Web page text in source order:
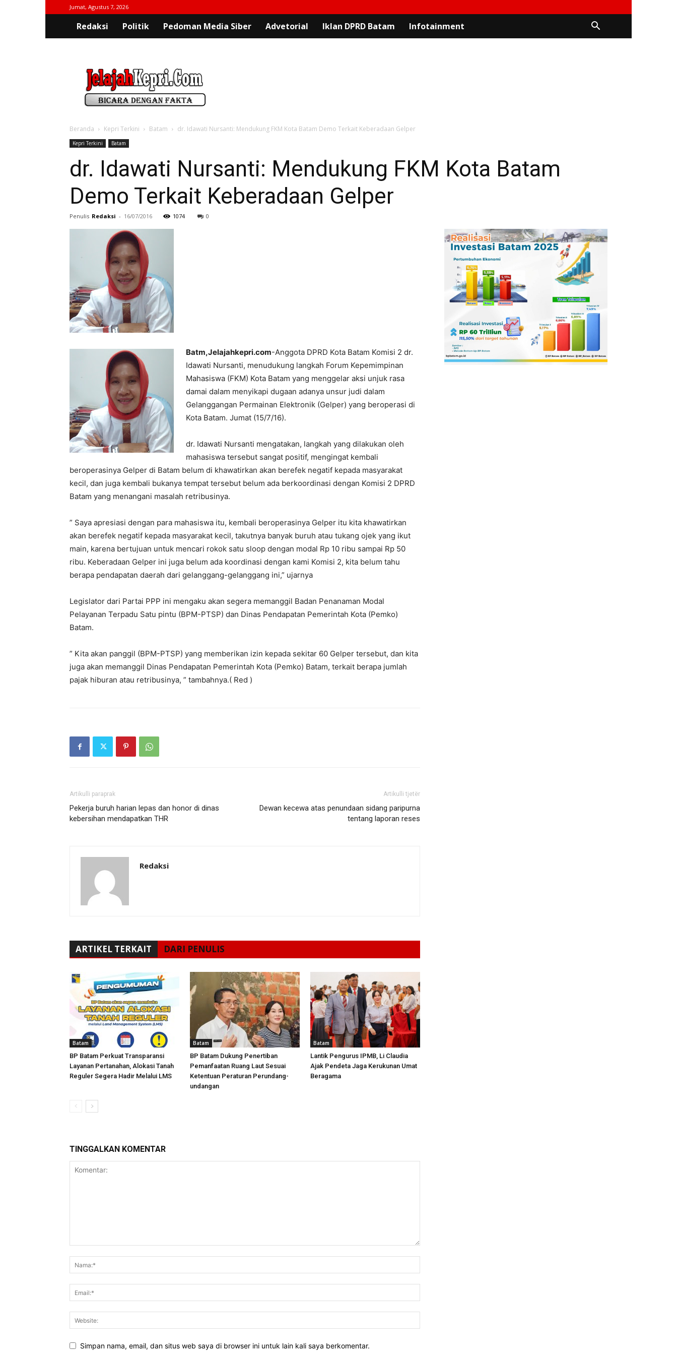
Jumat, Agustus 7, 2026
Redaksi Politik Pedoman Media Siber Advetorial Iklan DPRD Batam Infotainment
Beranda Kepri Terkini Batam dr. Idawati Nursanti: Mendukung FKM Kota Batam Demo Terkait Keberadaan Gelper
Kepri Terkini Batam
dr. Idawati Nursanti: Mendukung FKM Kota Batam
Demo Terkait Keberadaan Gelper
Penulis Redaksi - 16/07/2016 1074 0
Batm,Jelajahkepri.com-Anggota DPRD Kota Batam Komisi 2 dr.
Idawati Nursanti, menudukung langkah Forum Kepemimpinan
Mahasiswa (FKM) Kota Batam yang menggelar aksi unjuk rasa
damai dalam menyikapi dugaan adanya unsur judi dalam
Gelanggangan Permainan Elektronik (Gelper) yang beroperasi di
Kota Batam. Jumat (15/7/16).
dr. Idawati Nursanti mengatakan, langkah yang dilakukan oleh
mahasiswa tersebut sangat positif, mengingat kembali
beroperasinya Gelper di Batam belum di khawatirkan akan berefek negatif kepada masyarakat
kecil, dan juga kembali bukanya tempat tersebut belum ada berkoordinasi dengan Komisi 2 DPRD
Batam yang menangani masalah retribusinya.
” Saya apresiasi dengan para mahasiswa itu, kembali beroperasinya Gelper itu kita khawatirkan
akan berefek negatif kepada masyarakat kecil, takutnya banyak buruh atau tukang ojek yang ikut
main, karena bertujuan untuk mencari rokok satu sloop dengan modal Rp 10 ribu sampai Rp 50
ribu. Keberadaan Gelper ini juga belum ada koordinasi dengan kami Komisi 2, kita belum tahu
berapa pendapatan daerah dari gelanggang-gelanggang ini,” ujarnya
Legislator dari Partai PPP ini mengaku akan segera memanggil Badan Penanaman Modal
Pelayanan Terpadu Satu pintu (BPM-PTSP) dan Dinas Pendapatan Pemerintah Kota (Pemko)
Batam.
” Kita akan panggil (BPM-PTSP) yang memberikan izin kepada sekitar 60 Gelper tersebut, dan kita
juga akan memanggil Dinas Pendapatan Pemerintah Kota (Pemko) Batam, terkait berapa jumlah
pajak hiburan atau retribusinya, ” tambahnya.( Red )
Artikulli paraprak
Pekerja buruh harian lepas dan honor di dinas
kebersihan mendapatkan THR
Artikulli tjetër
Dewan kecewa atas penundaan sidang paripurna
tentang laporan reses
Redaksi
ARTIKEL TERKAIT DARI PENULIS
Batam
BP Batam Perkuat Transparansi
Layanan Pertanahan, Alokasi Tanah
Reguler Segera Hadir Melalui LMS
Batam
BP Batam Dukung Penertiban
Pemanfaatan Ruang Laut Sesuai
Ketentuan Peraturan Perundang-
undangan
Batam
Lantik Pengurus IPMB, Li Claudia
Ajak Pendeta Jaga Kerukunan Umat
Beragama
TINGGALKAN KOMENTAR
Simpan nama, email, dan situs web saya di browser ini untuk lain kali saya berkomentar.